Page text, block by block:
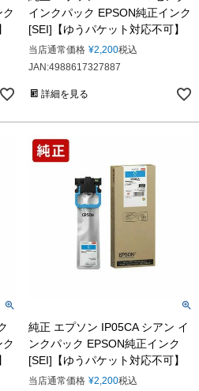
インクパック EPSON純正インク
[SEI]【ゆうパケット対応不可】
当店通常価格 ¥2,200税込
JAN:4988617327887
詳細を見る
純正 エプソン IP05CA シアン イ
ンクパック EPSON純正インク
[SEI]【ゆうパケット対応不可】
当店通常価格 ¥2,200税込